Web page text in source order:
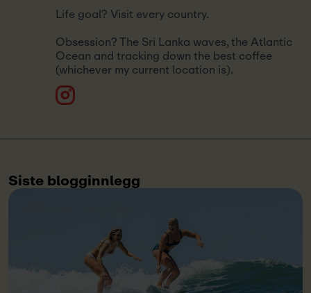
Life goal? Visit every country.
Obsession? The Sri Lanka waves, the Atlantic
Ocean and tracking down the best coffee
(whichever my current location is).
Siste blogginnlegg